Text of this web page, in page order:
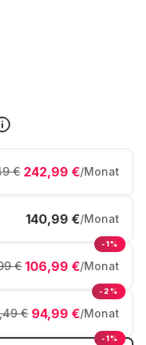
242,99 €/Monat
€
140,99 €/Monat
106,99 €/Monat
€
-1%
94,99 €/Monat
€
-2%
-1%